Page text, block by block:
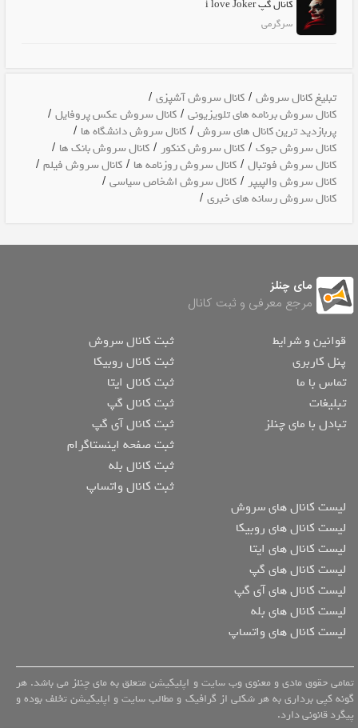
کانال گپ i love Joker
سرگرمی
تبلیغ کانال سروش /کانال سروش آشپزی /
کانال سروش برنامه های تلویزیونی /کانال سروش عکس پروفایل /
پربازدید ترین کانال های سروش /کانال سروش دانشگاه ها /
کانال سروش جوک /کانال سروش کنکور /کانال سروش بانک ها /
کانال سروش فوتبال /کانال سروش روزنامه ها /کانال سروش فیلم /
کانال سروش والپیپر /کانال سروش اشخاص سیاسی /
کانال سروش رسانه های خبری /
مای چنلز
مرجع معرفی و ثبت کانال
قوانین و شرایط
پنل کاربری
تماس با ما
تبلیغات
تبادل با مای چنلز
ثبت کانال سروش
ثبت کانال روبیکا
ثبت کانال ایتا
ثبت کانال گپ
ثبت کانال آی گپ
ثبت صفحه اینستاگرام
ثبت کانال بله
ثبت کانال واتساپ
لیست کانال های سروش
لیست کانال های روبیکا
لیست کانال های ایتا
لیست کانال های گپ
لیست کانال های آی گپ
لیست کانال های بله
لیست کانال های واتساپ
تمامی حقوق مادی و معنوی وب سایت و اپلیکیشن متعلق به مای چنلز می باشد. هر
گونه کپی برداری به هر شکلی از گرافیک و مطالب سایت و اپلیکیشن تخلف بوده و
پیگرد قانونی دارد.